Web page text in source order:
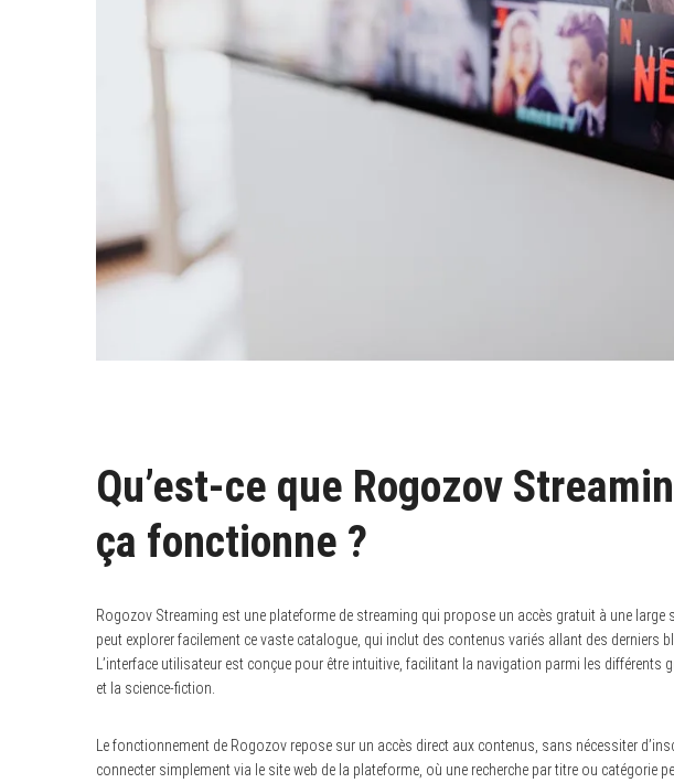
Qu’est-ce que Rogozov
ça fonctionne ?
Rogozov Streaming est une plateforme de streaming qui propose un accès gratuit à une large
peut explorer facilement ce vaste catalogue, qui inclut des contenus variés allant des derniers
L’interface utilisateur est conçue pour être intuitive, facilitant la navigation parmi les différents
et la science-fiction.
Le fonctionnement de Rogozov repose sur un accès direct aux contenus, sans nécessiter
connecter simplement via le site web de la plateforme, où une recherche par titre ou catégorie